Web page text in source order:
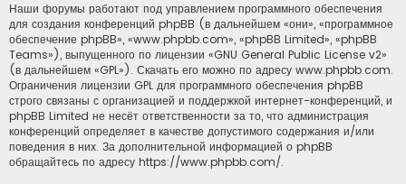
Наши форумы работают под управлением программного обеспечения
для создания конференций phpBB (в дальнейшем «они», «программное
обеспечение phpBB», «www.phpbb.com», «phpBB Limited», «phpBB
Teams»), выпущенного по лицензии «GNU General Public License v2»
(в дальнейшем «GPL»). Скачать его можно по адресу www.phpbb.com.
Ограничения лицензии GPL для программного обеспечения phpBB
строго связаны с организацией и поддержкой интернет-конференций, и
phpBB Limited не несёт ответственности за то, что администрация
конференций определяет в качестве допустимого содержания и/или
поведения в них. За дополнительной информацией о phpBB
обращайтесь по адресу https://www.phpbb.com/.